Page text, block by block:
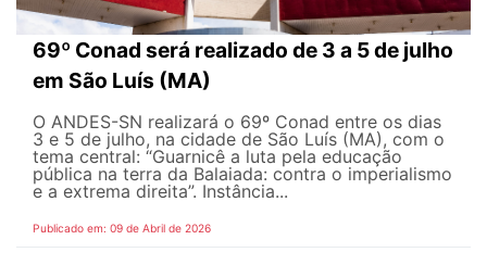
69º Conad será realizado de 3 a 5 de julho
em São Luís (MA)
O ANDES-SN realizará o 69º Conad entre os dias
3 e 5 de julho, na cidade de São Luís (MA), com o
tema central: “Guarnicê a luta pela educação
pública na terra da Balaiada: contra o imperialismo
e a extrema direita”. Instância...
Publicado em: 09 de Abril de 2026